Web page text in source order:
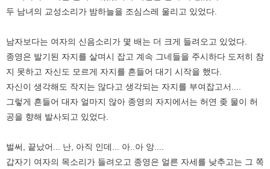
두 남녀의 교성소리가 밤하늘을 조심스레 울리고 있었다.
남자보다는 여자의 신음소리가 몇 배는 더 크게 들려오고 있었다.
종영은 발기된 자지를 살며시 잡고 계속 그네들을 주시하다 도저히 참
지 못하고 자신도 모르게 자지를 흔들어 대기 시작을 했다.
자신이 생각해도 작지는 않다고 생각되는 자지를 부여잡고서....
그렇게 흔들어 대자 얼마지 않아 종영의 자지에서는 허연 좆 물이 허
공을 향해 발사되고 있었다.
벌써, 끝났어... 난, 아직 인데... 아..아 앙....
갑자기 여자의 목소리가 들려오고 종영은 얼른 자세를 낮추고는 그 쪽